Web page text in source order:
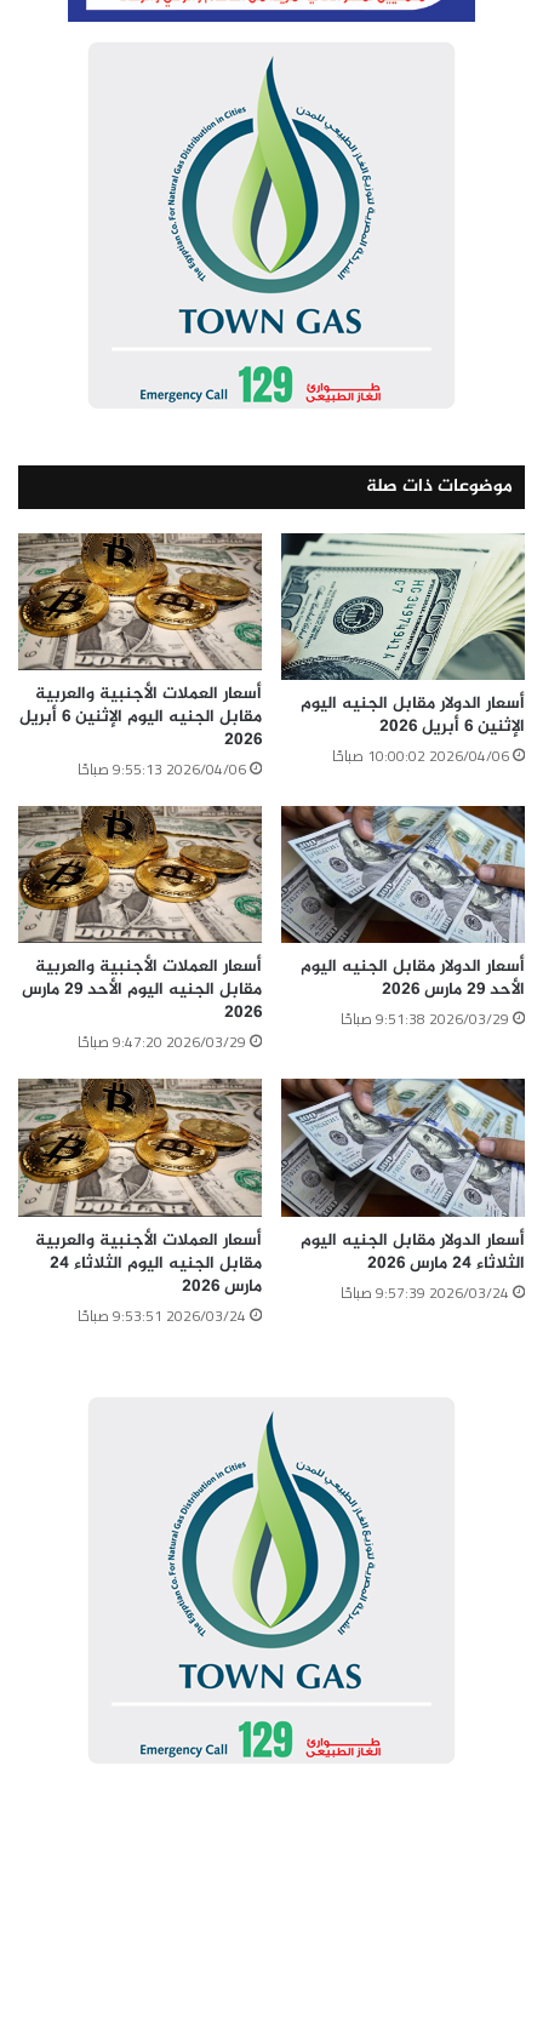
أسعار الدولار الآن أسعار الدولار الان
أسعار الدولار اليوم فى البنوك
أسعار الدولار فى مصر الآن
نسخ الرابط
موضوعات ذات صلة
أسعار الدولار مقابل الجنيه اليوم
الإثنين 6 أبريل 2026
2026/04/06 10:00:02 صباحًا
أسعار العملات الأجنبية والعربية
مقابل الجنيه اليوم الإثنين 6 أبريل
2026
2026/04/06 9:55:13 صباحًا
أسعار الدولار مقابل الجنيه اليوم
الأحد 29 مارس 2026
2026/03/29 9:51:38 صباحًا
أسعار العملات الأجنبية والعربية
مقابل الجنيه اليوم الأحد 29 مارس
2026
2026/03/29 9:47:20 صباحًا
أسعار الدولار مقابل الجنيه اليوم
الثلاثاء 24 مارس 2026
2026/03/24 9:57:39 صباحًا
أسعار العملات الأجنبية والعربية
مقابل الجنيه اليوم الثلاثاء 24
مارس 2026
2026/03/24 9:53:51 صباحًا